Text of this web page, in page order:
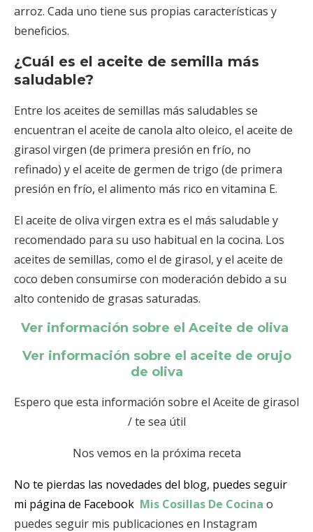
arroz. Cada uno tiene sus propias características y
beneficios.
¿Cuál es el aceite de semilla más
saludable?
Entre los aceites de semillas más saludables se
encuentran el aceite de canola alto oleico, el aceite de
girasol virgen (de primera presión en frío, no
refinado) y el aceite de germen de trigo (de primera
presión en frío, el alimento más rico en vitamina E.
El aceite de oliva virgen extra es el más saludable y
recomendado para su uso habitual en la cocina. Los
aceites de semillas, como el de girasol, y el aceite de
coco deben consumirse con moderación debido a su
alto contenido de grasas saturadas.
Ver información sobre el Aceite de oliva
Ver información sobre el aceite de orujo
de oliva
Espero que esta información sobre el Aceite de girasol
/ te sea útil
Nos vemos en la próxima receta
No te pierdas las novedades del blog, puedes seguir
mi página de Facebook Mis Cosillas De Cocina o
puedes seguir mis publicaciones en Instagram